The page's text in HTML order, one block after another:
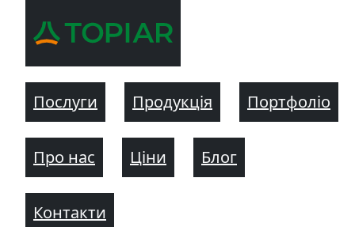
Послуги Продукція Портфоліо
Про нас Ціни Блог
Контакти